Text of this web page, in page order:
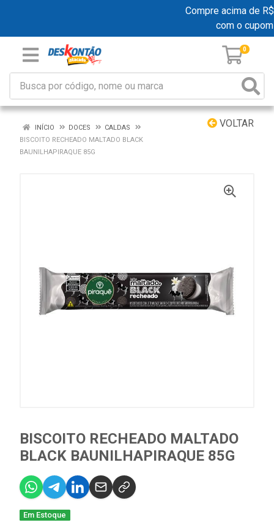
Compre acima de
com o cupom
0
VOLTAR
INÍCIO DOCES
CALDAS
BISCOITO RECHEADO MALTADO BLACK
BAUNILHAPIRAQUE 85G
BISCOITO RECHEADO MALTADO
BLACK BAUNILHAPIRAQUE 85G
Em Estoque